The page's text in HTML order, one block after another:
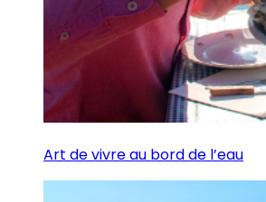
Art de vivre au bord de l’eau